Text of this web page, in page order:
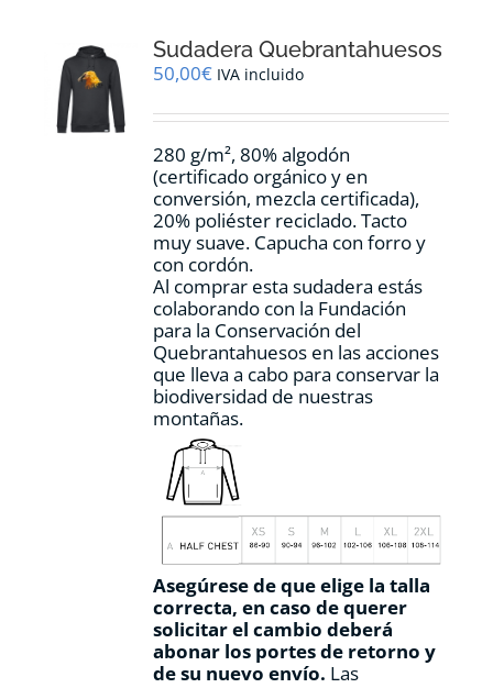
se
pueden
en
página
de
producto
Sudadera Quebrantahuesos
50,00€ IVA incluido
280 g/m², 80% algodón
(certificado orgánico y en
conversión, mezcla certificada),
20% poliéster reciclado. Tacto
muy suave. Capucha con forro y
con cordón.
Al comprar esta sudadera estás
colaborando con la Fundación
para la Conservación del
Quebrantahuesos en las acciones
que lleva a cabo para conservar la
biodiversidad de nuestras
montañas.
Asegúrese de que elige la talla
correcta, en caso de querer
solicitar el cambio deberá
abonar los portes de retorno y
de su nuevo envío. Las